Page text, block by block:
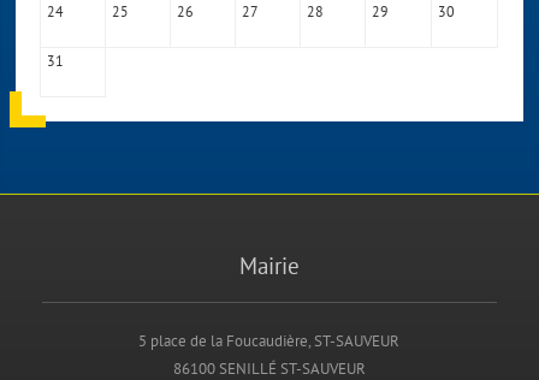
24 25 26 27 28 29 30
31
Mairie
5 place de la Foucaudière, ST-SAUVEUR
86100 SENILLÉ ST-SAUVEUR